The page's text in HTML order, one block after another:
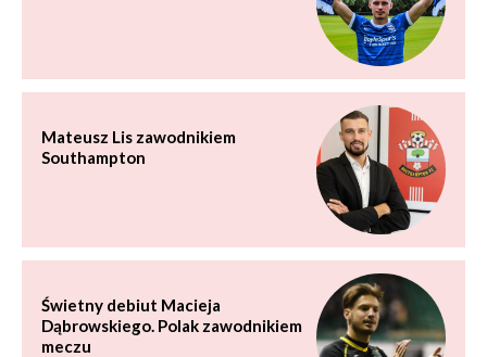
Mateusz Lis zawodnikiem
Southampton
Świetny debiut Macieja
Dąbrowskiego. Polak zawodnikiem
meczu